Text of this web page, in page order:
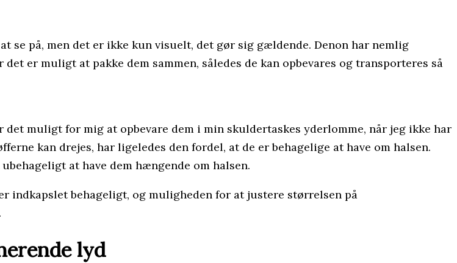
se på, men det er ikke kun visuelt, det gør sig gældende. Denon har nemlig
er muligt at pakke dem sammen, således de kan opbevares og transporteres så
muligt for mig at opbevare dem i min skuldertaskes yderlomme, når jeg ikke har
kan drejes, har ligeledes den fordel, at de er behagelige at have om halsen.
at have dem hængende om halsen.
indkapslet behageligt, og muligheden for at justere størrelsen på
lyd